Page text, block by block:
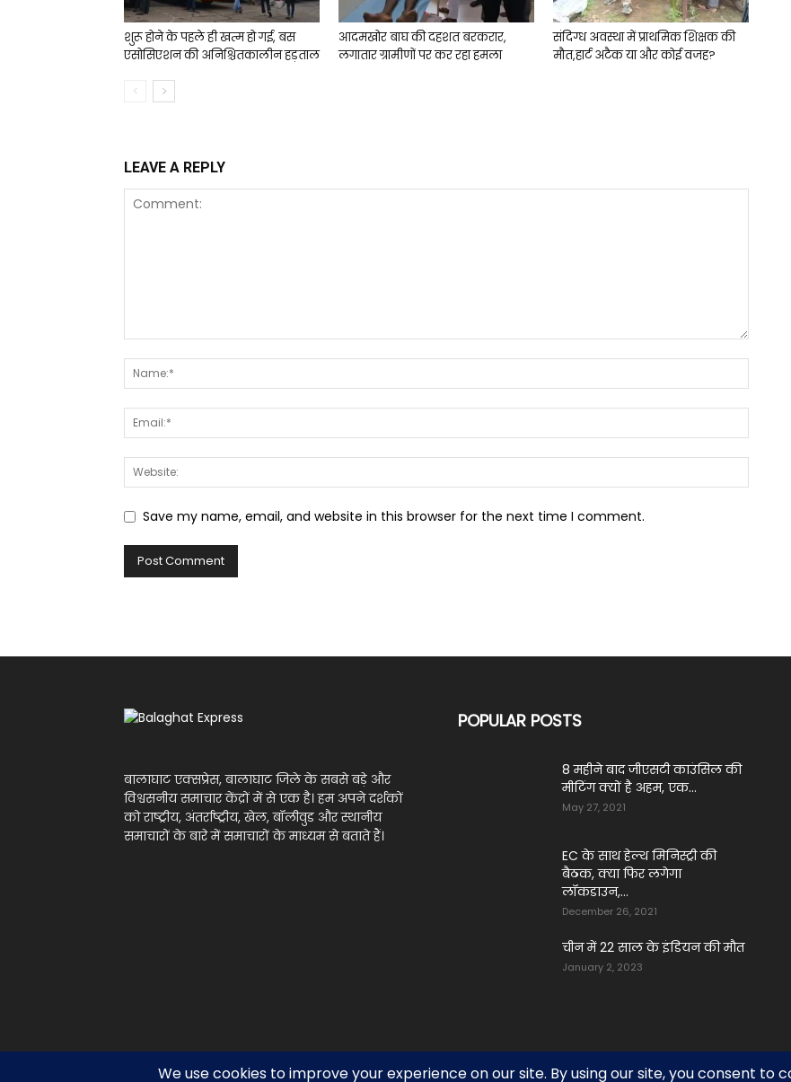
शुरू होने के पहले ही खत्म हो गई, बस
एसोसिएशन की अनिश्चितकालीन हड़ताल
आदमखोर बाघ की दहशत बरकरार,
लगातार ग्रामीणों पर कर रहा हमला
संदिग्ध अवस्था में प्राथमिक शिक्षक की
मौत,हार्ट अटैक या और कोई वजह?
LEAVE A REPLY
Save my name, email, and website in this browser for the next time I comment.
बालाघाट एक्सप्रेस, बालाघाट जिले के सबसे बड़े और
विश्वसनीय समाचार केंद्रों में से एक है। हम अपने दर्शकों
को राष्ट्रीय, अंतर्राष्ट्रीय, खेल, बॉलीवुड और स्थानीय
समाचारों के बारे में समाचारों के माध्यम से बताते हैं।
POPULAR POSTS
8 महीने बाद जीएसटी काउंसिल की
मीटिंग क्यों है अहम, एक...
May 27, 2021
EC के साथ हेल्थ मिनिस्ट्री की
बैठक, क्या फिर लगेगा
लॉकडाउन,...
December 26, 2021
चीन में 22 साल के इंडियन की मौत
January 2, 2023